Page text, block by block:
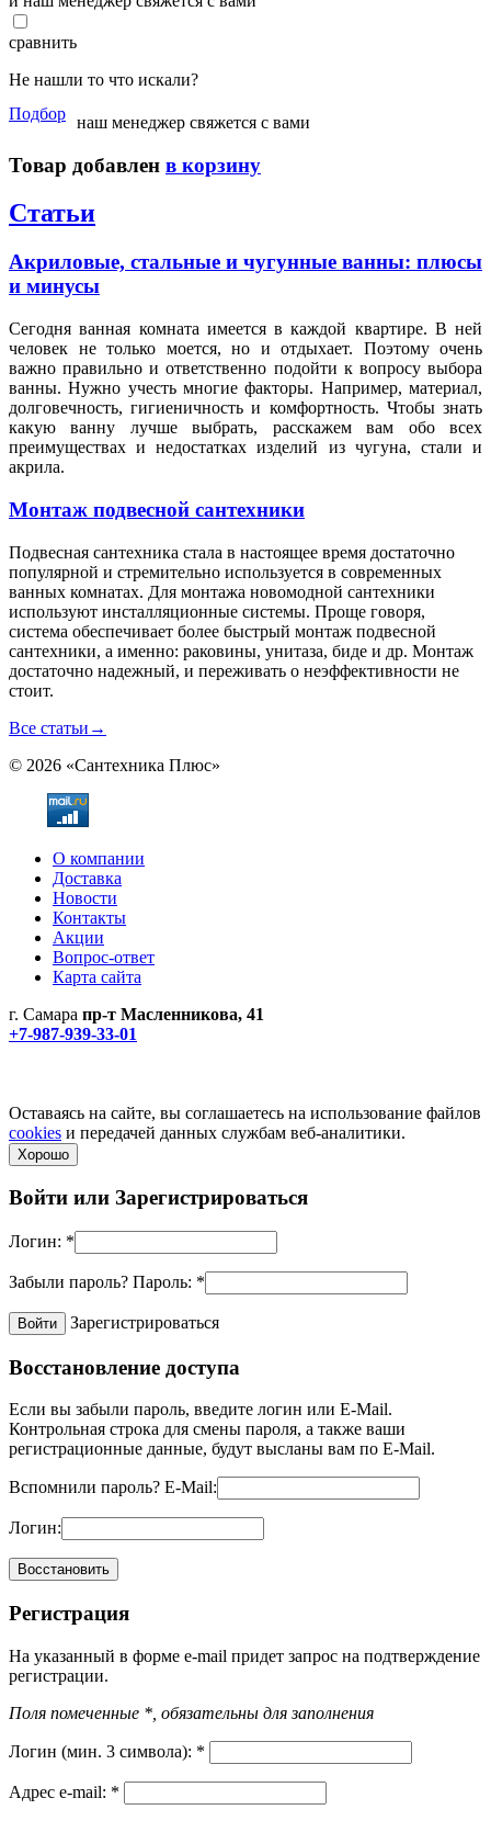
сравнить
Не нашли то что искали?
Подбор наш менеджер свяжется с вами
Товар добавлен в корзину
Статьи
Акриловые, стальные и чугунные ванны: плюсы
и минусы
Сегодня ванная комната имеется в каждой квартире. В ней
человек не только моется, но и отдыхает. Поэтому очень
важно правильно и ответственно подойти к вопросу выбора
ванны. Нужно учесть многие факторы. Например, материал,
долговечность, гигиеничность и комфортность. Чтобы знать
какую ванну лучше выбрать, расскажем вам обо всех
преимуществах и недостатках изделий из чугуна, стали и
акрила.
Монтаж подвесной сантехники
Подвесная сантехника стала в настоящее время достаточно
популярной и стремительно используется в современных
ванных комнатах. Для монтажа новомодной сантехники
используют инсталляционные системы. Проще говоря,
система обеспечивает более быстрый монтаж подвесной
сантехники, а именно: раковины, унитаза, биде и др. Монтаж
достаточно надежный, и переживать о неэффективности не
стоит.
Все статьи →
© 2026 «Сантехника Плюс»
О компании
Доставка
Новости
Контакты
Акции
Вопрос-ответ
Карта сайта
г. Самара пр-т Масленникова, 41
+7-987-939-33-01
Оставаясь на сайте, вы соглашаетесь на использование файлов
cookies и передачей данных службам веб-аналитики.
Хорошо
Войти или Зарегистрироваться
Логин: *
Забыли пароль? Пароль: *
Зарегистрироваться
Восстановление доступа
Если вы забыли пароль, введите логин или E-Mail.
Контрольная строка для смены пароля, а также ваши
регистрационные данные, будут высланы вам по E-Mail.
Вспомнили пароль? E-Mail:
Логин:
Регистрация
На указанный в форме e-mail придет запрос на подтверждение
регистрации.
Поля помеченные *, обязательны для заполнения
Логин (мин. 3 символа): *
Адрес e-mail: *